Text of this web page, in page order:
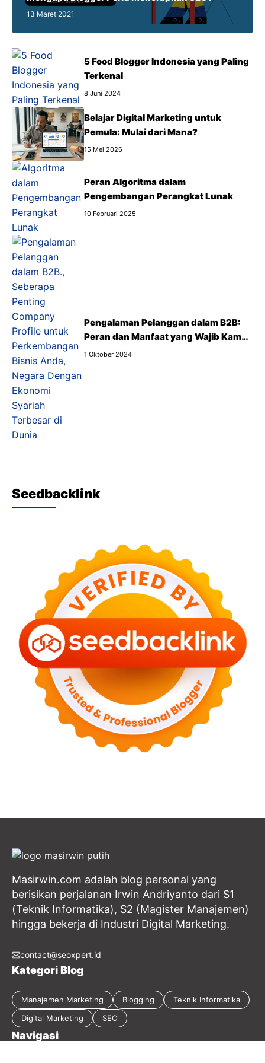
13 Maret 2021
5 Food Blogger Indonesia yang Paling
Terkenal
8 Juni 2024
Belajar Digital Marketing untuk
Pemula: Mulai dari Mana?
15 Mei 2026
Peran Algoritma dalam
Pengembangan Perangkat Lunak
10 Februari 2025
Pengalaman Pelanggan dalam B2B:
Peran dan Manfaat yang Wajib Kamu
Tahu
1 Oktober 2024
Seedbacklink
Masirwin.com adalah blog personal yang
berisikan perjalanan Irwin Andriyanto dari S1
(Teknik Informatika), S2 (Magister Manajemen)
hingga bekerja di Industri Digital Marketing.
contact@seoxpert.id
Kategori Blog
Manajemen Marketing Blogging
Teknik Informatika
Digital Marketing
SEO
Navigasi